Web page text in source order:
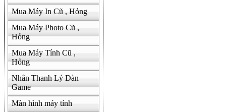
Mua Máy In Cũ , Hỏng
Mua Máy Photo Cũ ,
Hỏng
Mua Máy Tính Cũ ,
Hỏng
Nhân Thanh Lý Dàn
Game
Màn hình máy tính